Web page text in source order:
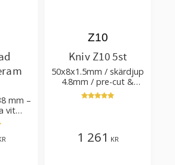
mm –
vit
Kniv Z10 5st
50x8x1.5mm / skärdjup
4.8mm / pre-cut &
post-cut 0.84xTm /
skärvinkel 50°
Z10
1 261 KR